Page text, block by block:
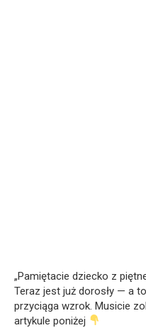
„Pamiętacie dziecko z
Teraz jest już dorosły — a
przyciąga wzrok. Musicie
artykule poniżej